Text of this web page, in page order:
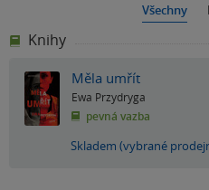
Všechny
Knihy
Měla umřít
Ewa Przydryga
pevná vazba
Skladem (vybrané